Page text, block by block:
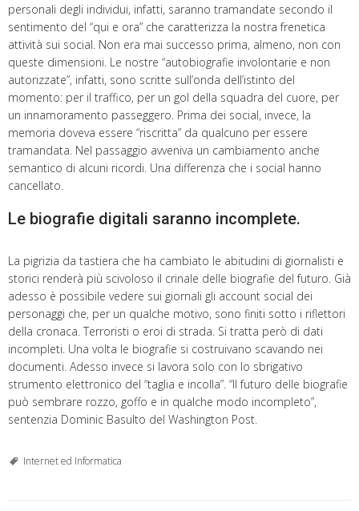
personali degli individui, infatti, saranno tramandate secondo il
sentimento del “qui e ora” che caratterizza la nostra frenetica
attività sui social. Non era mai successo prima, almeno, non con
queste dimensioni. Le nostre “autobiografie involontarie e non
autorizzate”, infatti, sono scritte sull’onda dell’istinto del
momento: per il traffico, per un gol della squadra del cuore, per
un innamoramento passeggero. Prima dei social, invece, la
memoria doveva essere “riscritta” da qualcuno per essere
tramandata. Nel passaggio avveniva un cambiamento anche
semantico di alcuni ricordi. Una differenza che i social hanno
cancellato.
Le biografie digitali saranno incomplete.
La pigrizia da tastiera che ha cambiato le abitudini di giornalisti e
storici renderà più scivoloso il crinale delle biografie del futuro. Già
adesso è possibile vedere sui giornali gli account social dei
personaggi che, per un qualche motivo, sono finiti sotto i riflettori
della cronaca. Terroristi o eroi di strada. Si tratta però di dati
incompleti. Una volta le biografie si costruivano scavando nei
documenti. Adesso invece si lavora solo con lo sbrigativo
strumento elettronico del “taglia e incolla”. “Il futuro delle biografie
può sembrare rozzo, goffo e in qualche modo incompleto”,
sentenzia Dominic Basulto del Washington Post.
Internet ed Informatica